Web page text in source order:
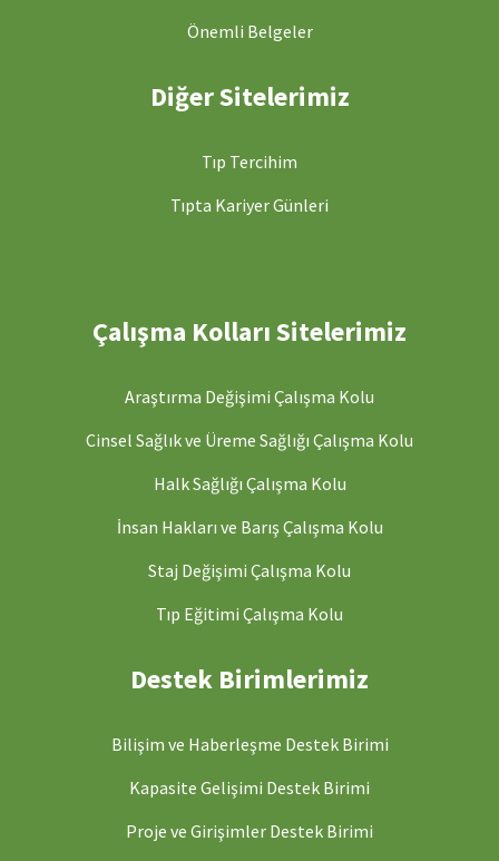
Önemli Belgeler
Diğer Sitelerimiz
Tıp Tercihim
Tıpta Kariyer Günleri
Çalışma Kolları Sitelerimiz
Araştırma Değişimi Çalışma Kolu
Cinsel Sağlık ve Üreme Sağlığı Çalışma Kolu
Halk Sağlığı Çalışma Kolu
İnsan Hakları ve Barış Çalışma Kolu
Staj Değişimi Çalışma Kolu
Tıp Eğitimi Çalışma Kolu
Destek Birimlerimiz
Bilişim ve Haberleşme Destek Birimi
Kapasite Gelişimi Destek Birimi
Proje ve Girişimler Destek Birimi